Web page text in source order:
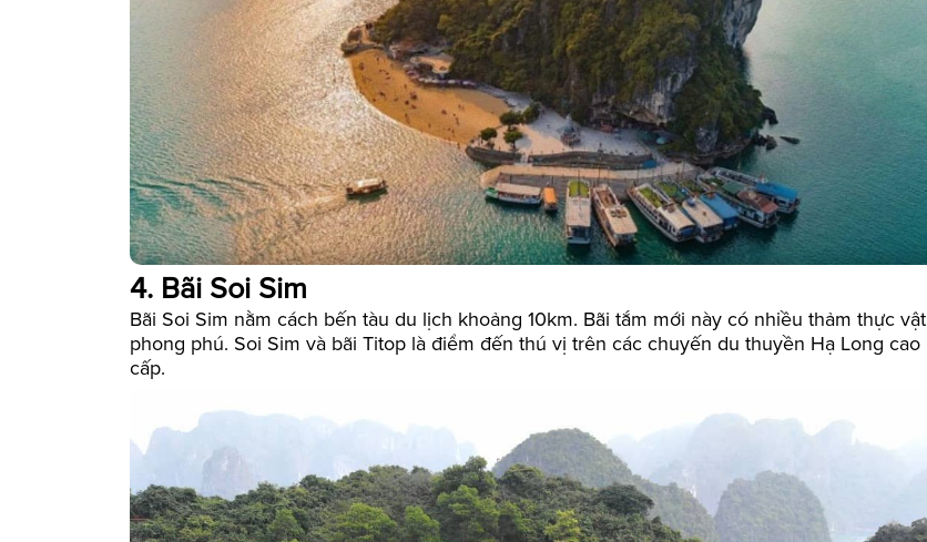
4. Bãi Soi Sim
Bãi Soi Sim nằm cách bến tàu du lịch khoảng 10km. Bãi tắm mới này có nhiều thảm thực vật
phong phú. Soi Sim và bãi Titop là điểm đến thú vị trên các chuyến du thuyền Hạ Long cao
cấp.